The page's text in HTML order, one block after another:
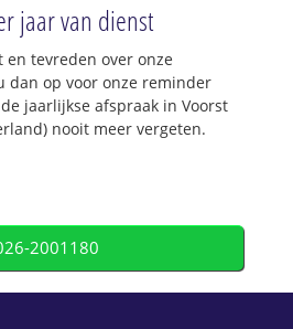
jaar van dienst
tevreden over onze
dan op voor onze reminder
jaarlijkse afspraak in Voorst
nooit meer vergeten.
2001180